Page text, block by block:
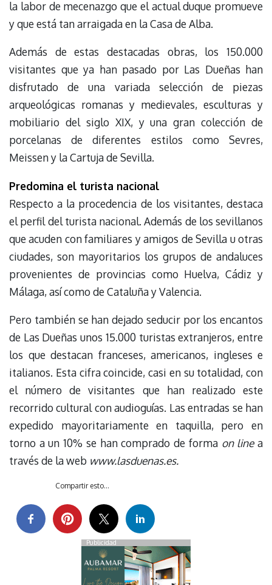
la labor de mecenazgo que el actual duque promueve
y que está tan arraigada en la Casa de Alba.
Además de estas destacadas obras, los 150.000
visitantes que ya han pasado por Las Dueñas han
disfrutado de una variada selección de piezas
arqueológicas romanas y medievales, esculturas y
mobiliario del siglo XIX, y una gran colección de
porcelanas de diferentes estilos como Sevres,
Meissen y la Cartuja de Sevilla.
Predomina el turista nacional
Respecto a la procedencia de los visitantes, destaca
el perfil del turista nacional. Además de los sevillanos
que acuden con familiares y amigos de Sevilla u otras
ciudades, son mayoritarios los grupos de andaluces
provenientes de provincias como Huelva, Cádiz y
Málaga, así como de Cataluña y Valencia.
Pero también se han dejado seducir por los encantos
de Las Dueñas unos 15.000 turistas extranjeros, entre
los que destacan franceses, americanos, ingleses e
italianos. Esta cifra coincide, casi en su totalidad, con
el número de visitantes que han realizado este
recorrido cultural con audioguías. Las entradas se han
expedido mayoritariamente en taquilla, pero en
torno a un 10% se han comprado de forma on linea
través de la web www.lasduenas.es.
Compartir esto...
Publicidad